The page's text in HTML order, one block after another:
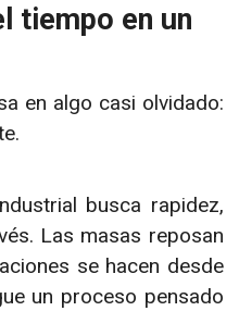
tiempo en un
en algo casi olvidado:
busca rapidez,
Las masas reposan
se hacen desde
un proceso pensado